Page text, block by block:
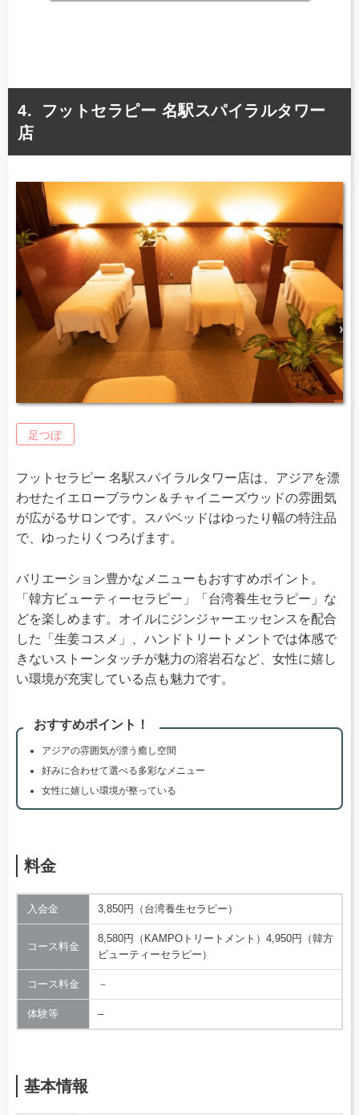
フットセラピー 名駅スパイラルタワー
店
足つぼ
フットセラピー 名駅スパイラルタワー店は、アジアを漂
わせたイエローブラウン＆チャイニーズウッドの雰囲気
が広がるサロンです。スパベッドはゆったり幅の特注品
で、ゆったりくつろげます。
バリエーション豊かなメニューもおすすめポイント。
「韓方ビューティーセラピー」「台湾養生セラピー」な
どを楽しめます。オイルにジンジャーエッセンスを配合
した「生姜コスメ」、ハンドトリートメントでは体感で
きないストーンタッチが魅力の溶岩石など、女性に嬉し
い環境が充実している点も魅力です。
おすすめポイント！
アジアの雰囲気が漂う癒し空間
好みに合わせて選べる多彩なメニュー
女性に嬉しい環境が整っている
料金
入会金 3,850円（台湾養生セラピー）
コース料金
8,580円（KAMPOトリートメント）4,950円（韓方
ビューティーセラピー）
コース料金 －
体験等 –
基本情報